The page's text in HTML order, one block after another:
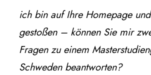
ich bin auf Ihre Homepage
gestoßen – können Sie mir
Fragen zu einem
Schweden beantworten?